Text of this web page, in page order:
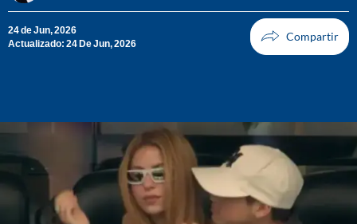
24 de Jun, 2026
Actualizado: 24 De Jun, 2026